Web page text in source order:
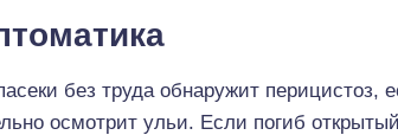
без труда обнаружит перицистоз,
осмотрит ульи. Если погиб открытый